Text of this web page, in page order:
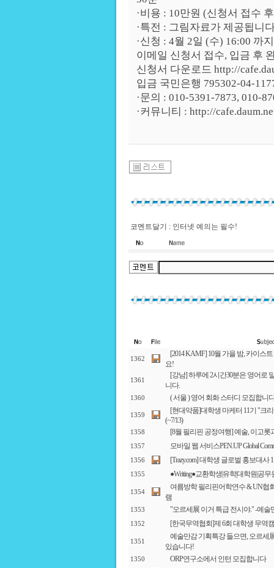
·비용 : 10만원 (신청서 접수
·특전 : 그림자료가 제공됩니
·신청 : 4월 2일 (수) 16:00 까
이메일 신청서 접수, 입금 후
신청서 다운로드 http://
입금 국민은행 795302-04-
·문의 : 010-5391-7873, 010-
·커뮤니티 : http://
코멘트달기 : 인터넷 예의는 필수!
1362
[2014 KAMF] 10월 가을 밤, 카이스
요!
1361
[강남] 하루에 2시간30분은 영어로
니다.
1360 ( 서울 ) 영어 회화 스터디 모집합니
1359
[현대약품]대학생 마케터 11기 "크
(~7/13)
1358 [8월 필리핀 공정여행] 예술, 이고
1357 모바일 웹 서비스PEN.UP Global
1356 [Trazy.com] 대학생 글로벌 홍보대사
1355 ●Writing●교환학생|유학|대학원|공
1354
여름방학 필리핀어학연수 & UN협
램
1353 "오르세展 이거 특급 전시야." -예술
1352 [한국무역협회]제 6회 대학생 무역
1351
예술만감 기획특강 들으면, 오르세
있습니다!
1350 ORP연구소에서 인턴 모집합니다